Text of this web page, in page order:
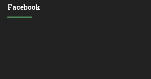
Facebook